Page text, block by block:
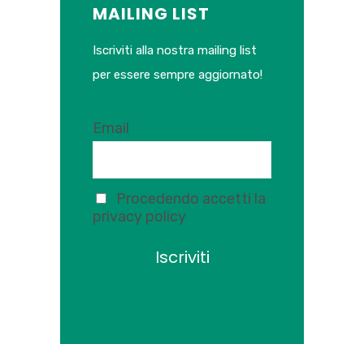
MAILING LIST
Iscriviti alla nostra mailing list
per essere sempre aggiornato!
Email
Procedendo accetti la
privacy policy